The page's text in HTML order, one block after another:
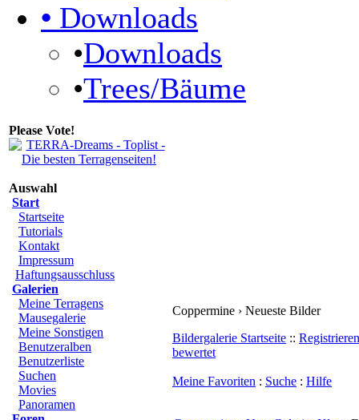
• Downloads
•Downloads
•Trees/Bäume
Please Vote!
Auswahl
Start
Startseite
Tutorials
Kontakt
Impressum
Haftungsausschluss
Galerien
Meine Terragens
Mausegalerie
Meine Sonstigen
Benutzeralben
Benutzerliste
Suchen
Movies
Panoramen
Coppermine › Neueste Bilder
Bildergalerie Startseite :: Registrieren
bewertet
Meine Favoriten : Suche : Hilfe